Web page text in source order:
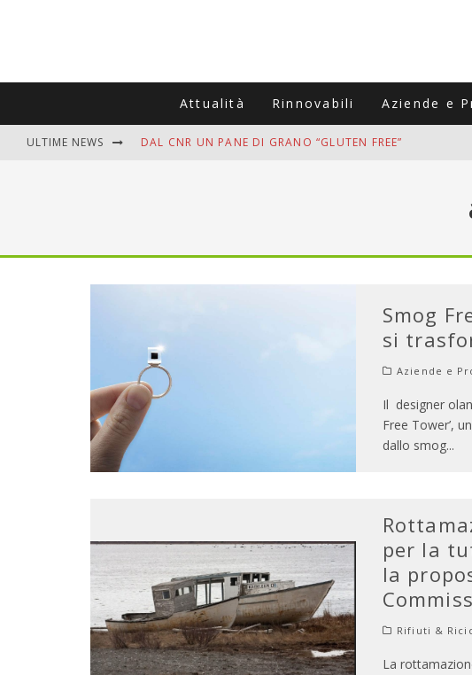
Attualità Rinnovabili Aziende e
ULTIME NEWS DAL CNR UN PANE DI GRANO “GLUTEN FREE”
MUTTI ASSUME A OLIVETO CITRA 400 COLLABORATORI
ADDIO BOLLETTE SALATE? LA NUOVA FRONTIERA DEL
Smog
si
Aziende e
Il designer
Free Tower’,
dallo smog...
per la
la
Rifiuti &
La